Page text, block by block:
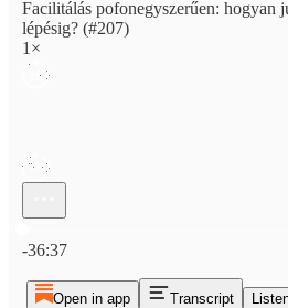
Facilitálás pofonegyszerűen: hogyan
lépésig? (#207)
1×
-36:37
Open in app Transcript